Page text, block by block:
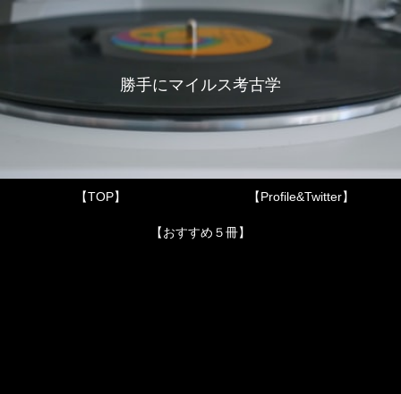
勝手にマイルス考古学
【TOP】 【Profile&Twitter】
【おすすめ５冊】